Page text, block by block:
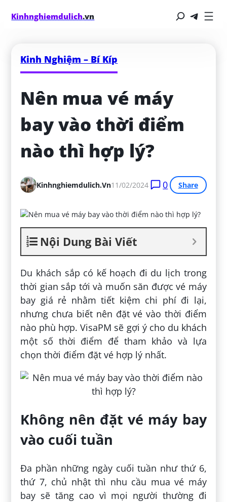
Kinhnghiemdulich.vn
Kinh Nghiệm – Bí Kíp
Nên mua vé máy
bay vào thời điểm
nào thì hợp lý?
Kinhnghiemdulich.vn11/02/2024 0 Share
Nội Dung Bài Viết
Du khách sắp có kế hoạch đi du lịch trong
thời gian sắp tới và muốn săn được vé máy
bay giá rẻ nhằm tiết kiệm chi phí đi lại,
nhưng chưa biết nên đặt vé vào thời điểm
nào phù hợp. VisaPM sẽ gợi ý cho du khách
một số thời điểm để tham khảo và lựa
chọn thời điểm đặt vé hợp lý nhất.
Không nên đặt vé máy bay
vào cuối tuần
Đa phần những ngày cuối tuần như thứ 6,
thứ 7, chủ nhật thì nhu cầu mua vé máy
bay sẽ tăng cao vì mọi người thường đi